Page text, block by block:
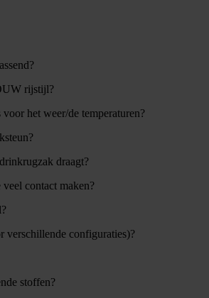
rijstijl?
het weer/de temperaturen?
draagt?
contact maken?
verschillende configuraties)?
stoffen?